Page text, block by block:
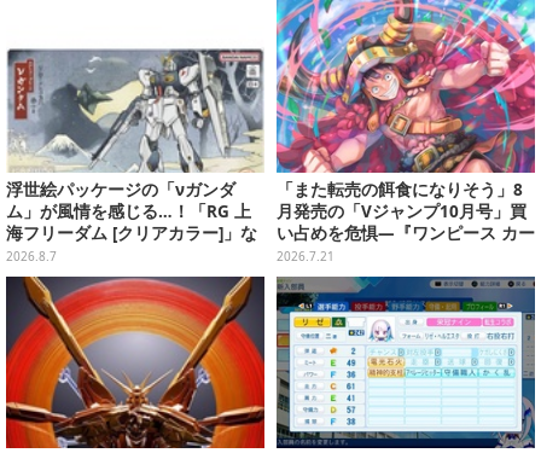
浮世絵パッケージの「νガンダ
ム」が風情を感じる…！「RG 上
海フリーダム [クリアカラー]」な
どガンプラ2商品が8月順次発売
2026.8.7
「また転売の餌食になりそう」8
月発売の「Vジャンプ10月号」買
い占めを危惧―『ワンピース カー
ド』付録中止もやまぬ不安
2026.7.21